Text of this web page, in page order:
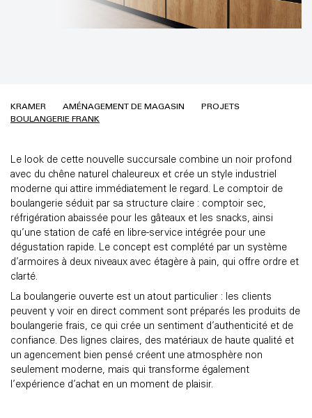
KRAMER AMÉNAGEMENT DE MAGASIN
PROJETS
BOULANGERIE FRANK
Le look de cette nouvelle succursale combine un noir profond
avec du chêne naturel chaleureux et crée un style industriel
moderne qui attire immédiatement le regard. Le comptoir de
boulangerie séduit par sa structure claire : comptoir sec,
réfrigération abaissée pour les gâteaux et les snacks, ainsi
qu’une station de café en libre-service intégrée pour une
dégustation rapide. Le concept est complété par un système
d’armoires à deux niveaux avec étagère à pain, qui offre ordre et
clarté.
La boulangerie ouverte est un atout particulier : les clients
peuvent y voir en direct comment sont préparés les produits de
boulangerie frais, ce qui crée un sentiment d’authenticité et de
confiance. Des lignes claires, des matériaux de haute qualité et
un agencement bien pensé créent une atmosphère non
seulement moderne, mais qui transforme également
l’expérience d’achat en un moment de plaisir.